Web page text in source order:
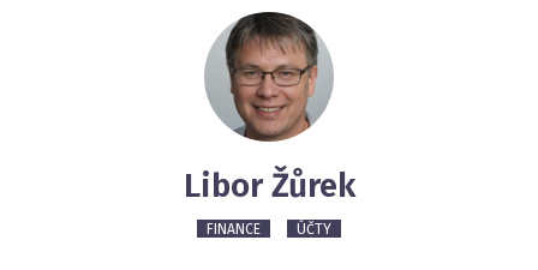
Libor Žůrek
FINANCE ÚČTY